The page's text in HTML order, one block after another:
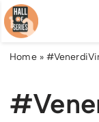
Vai
al
Home»